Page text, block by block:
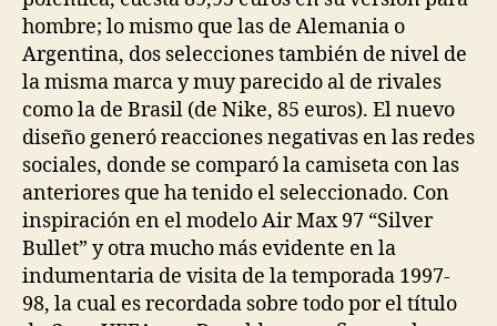
hombre; lo mismo que las de Alemania o
Argentina, dos selecciones también de nivel de
la misma marca y muy parecido al de rivales
como la de Brasil (de Nike, 85 euros). El nuevo
diseño generó reacciones negativas en las redes
sociales, donde se comparó la camiseta con las
anteriores que ha tenido el seleccionado. Con
inspiración en el modelo Air Max 97 “Silver
Bullet” y otra mucho más evidente en la
indumentaria de visita de la temporada 1997-
98, la cual es recordada sobre todo por el título